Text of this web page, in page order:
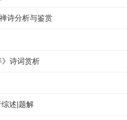
诗分析与鉴赏
》诗词赏析
述|题解